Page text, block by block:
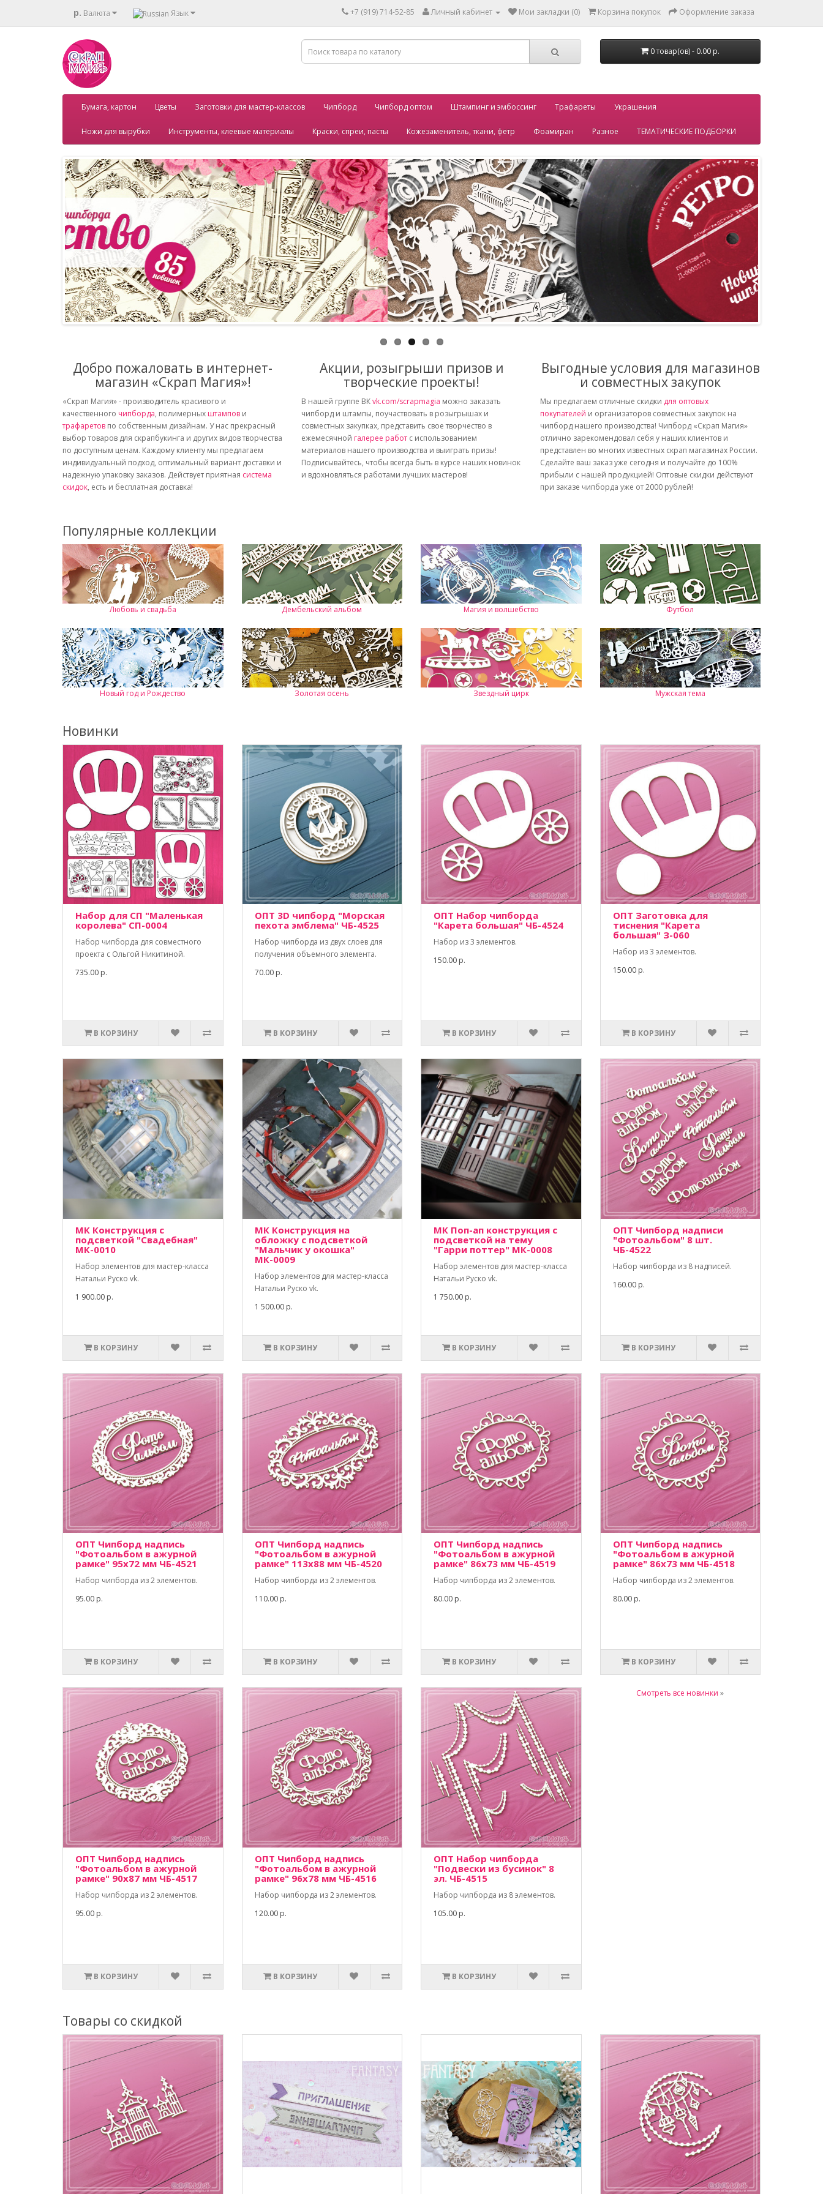
р. Валюта Язык +7 (919) 714-52-85 Личный кабинет Мои закладки (0) Корзина покупок Оформление заказа
0 товар(ов) - 0.00 р.
Бумага, картон Цветы Заготовки для мастер-классов Чипборд Чипборд оптом Штампинг и эмбоссинг Трафареты Украшения
Ножи для вырубки Инструменты, клеевые материалы Краски, спреи, пасты Кожезаменитель, ткани, фетр Фоамиран Разное ТЕМАТИЧЕСКИЕ ПОДБОРКИ
Добро пожаловать в интернет-
магазин «Скрап Магия»!
«Скрап Магия» - производитель красивого и
качественного чипборда, полимерных штампов и
трафаретов по собственным дизайнам. У нас прекрасный
выбор товаров для скрапбукинга и других видов творчества
по доступным ценам. Каждому клиенту мы предлагаем
индивидуальный подход, оптимальный вариант доставки и
надежную упаковку заказов. Действует приятная система
скидок, есть и бесплатная доставка!
Акции, розыгрыши призов и
творческие проекты!
В нашей группе ВКvk.com/scrapmagia можно заказать
чипборд и штампы, поучаствовать в розыгрышах и
совместных закупках, представить свое творчество в
ежемесячной галерее работ с использованием
материалов нашего производства и выиграть призы!
Подписывайтесь, чтобы всегда быть в курсе наших новинок
и вдохновляться работами лучших мастеров!
Выгодные условия для магазинов
и совместных закупок
Мы предлагаем отличные скидки для оптовых
покупателей и организаторов совместных закупок на
чипборд нашего производства! Чипборд «Скрап Магия»
отлично зарекомендовал себя у наших клиентов и
представлен во многих известных скрап магазинах России.
Сделайте ваш заказ уже сегодня и получайте до 100%
прибыли с нашей продукцией! Оптовые скидки действуют
при заказе чипборда уже от 2000 рублей!
Популярные коллекции
Любовь и свадьба Дембельский альбом Магия и волшебство Футбол
Новый год и Рождество Золотая осень Звездный цирк Мужская тема
Новинки
Набор для СП "Маленькая
королева" СП-0004
Набор чипборда для совместного
проекта с Ольгой Никитиной.
735.00 р.
В КОРЗИНУ
ОПТ 3D чипборд "Морская
пехота эмблема" ЧБ-4525
Набор чипборда из двух слоев для
получения объемного элемента.
70.00 р.
В КОРЗИНУ
ОПТ Набор чипборда
"Карета большая" ЧБ-4524
Набор из 3 элементов.
150.00 р.
В КОРЗИНУ
ОПТ Заготовка для
тиснения "Карета
большая" З-060
Набор из 3 элементов.
150.00 р.
В КОРЗИНУ
МК Конструкция с
подсветкой "Свадебная"
МК-0010
Набор элементов для мастер-класса
Натальи Руско vk.
1 900.00 р.
В КОРЗИНУ
МК Конструкция на
обложку с подсветкой
"Мальчик у окошка"
МК-0009
Набор элементов для мастер-класса
Натальи Руско vk.
1 500.00 р.
В КОРЗИНУ
МК Поп-ап конструкция с
подсветкой на тему
"Гарри поттер" МК-0008
Набор элементов для мастер-класса
Натальи Руско vk.
1 750.00 р.
В КОРЗИНУ
ОПТ Чипборд надписи
"Фотоальбом" 8 шт.
ЧБ-4522
Набор чипборда из 8 надписей.
160.00 р.
В КОРЗИНУ
ОПТ Чипборд надпись
"Фотоальбом в ажурной
рамке" 95х72 мм ЧБ-4521
Набор чипборда из 2 элементов.
95.00 р.
В КОРЗИНУ
ОПТ Чипборд надпись
"Фотоальбом в ажурной
рамке" 113х88 мм ЧБ-4520
Набор чипборда из 2 элементов.
110.00 р.
В КОРЗИНУ
ОПТ Чипборд надпись
"Фотоальбом в ажурной
рамке" 86х73 мм ЧБ-4519
Набор чипборда из 2 элементов.
80.00 р.
В КОРЗИНУ
ОПТ Чипборд надпись
"Фотоальбом в ажурной
рамке" 86х73 мм ЧБ-4518
Набор чипборда из 2 элементов.
80.00 р.
В КОРЗИНУ
ОПТ Чипборд надпись
"Фотоальбом в ажурной
рамке" 90х87 мм ЧБ-4517
Набор чипборда из 2 элементов.
95.00 р.
В КОРЗИНУ
ОПТ Чипборд надпись
"Фотоальбом в ажурной
рамке" 96х78 мм ЧБ-4516
Набор чипборда из 2 элементов.
120.00 р.
В КОРЗИНУ
ОПТ Набор чипборда
"Подвески из бусинок" 8
эл. ЧБ-4515
Набор чипборда из 8 элементов.
105.00 р.
В КОРЗИНУ
Смотреть все новинки »
Товары со скидкой